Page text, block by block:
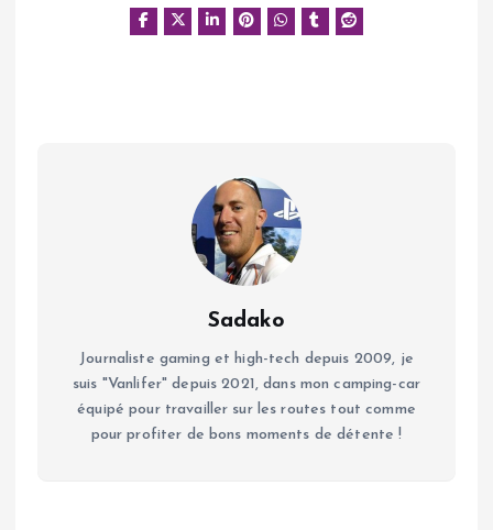
Sadako
Journaliste gaming et high-tech depuis 2009, je
suis "Vanlifer" depuis 2021, dans mon camping-car
équipé pour travailler sur les routes tout comme
pour profiter de bons moments de détente !